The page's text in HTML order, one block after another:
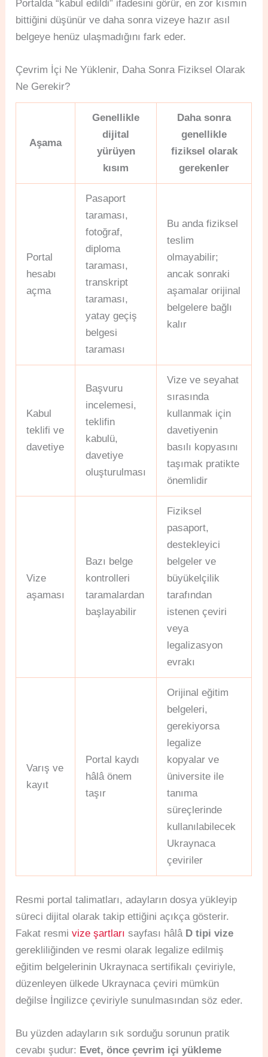
Portalda “kabul edildi” ifadesini görür, en zor kısmın
bittiğini düşünür ve daha sonra vizeye hazır asıl
belgeye henüz ulaşmadığını fark eder.
Çevrim İçi Ne Yüklenir, Daha Sonra Fiziksel Olarak
Ne Gerekir?
Aşama
Genellikle
dijital
yürüyen
kısım
Daha sonra
genellikle
fiziksel olarak
gerekenler
Portal
hesabı
açma
Pasaport
taraması,
fotoğraf,
diploma
taraması,
transkript
taraması,
yatay geçiş
belgesi
taraması
Bu anda fiziksel
teslim
olmayabilir;
ancak sonraki
aşamalar orijinal
belgelere bağlı
kalır
Kabul
teklifi ve
davetiye
Başvuru
incelemesi,
teklifin
kabulü,
davetiye
oluşturulması
Vize ve seyahat
sırasında
kullanmak için
davetiyenin
basılı kopyasını
taşımak pratikte
önemlidir
Vize
aşaması
Bazı belge
kontrolleri
taramalardan
başlayabilir
Fiziksel
pasaport,
destekleyici
belgeler ve
büyükelçilik
tarafından
istenen çeviri
veya
legalizasyon
evrakı
Varış ve
kayıt
Portal kaydı
hâlâ önem
taşır
Orijinal eğitim
belgeleri,
gerekiyorsa
legalize
kopyalar ve
üniversite ile
tanıma
süreçlerinde
kullanılabilecek
Ukraynaca
çeviriler
Resmi portal talimatları, adayların dosya yükleyip
süreci dijital olarak takip ettiğini açıkça gösterir.
Fakat resmivize şartları sayfası hâlâ D tipi vize
gerekliliğinden ve resmi olarak legalize edilmiş
eğitim belgelerinin Ukraynaca sertifikalı çeviriyle,
düzenleyen ülkede Ukraynaca çeviri mümkün
değilse İngilizce çeviriyle sunulmasından söz eder.
Bu yüzden adayların sık sorduğu sorunun pratik
cevabı şudur: Evet, önce çevrim içi yükleme